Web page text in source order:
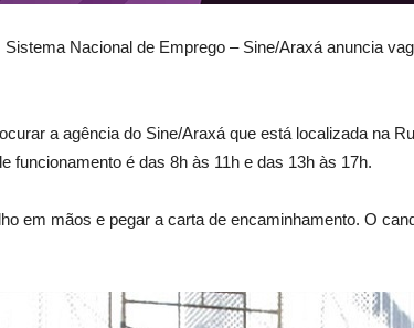
Nacional de Emprego – Sine/Araxá anuncia
a agência do Sine/Araxá que está localizada na
funcionamento é das 8h às 11h e das 13h às 17h.
em mãos e pegar a carta de encaminhamento. O